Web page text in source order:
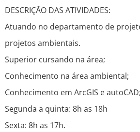
DESCRIÇÃO DAS ATIVIDADES:
Atuando no departamento de
projetos ambientais.
Superior cursando na área;
Conhecimento na área ambiental;
Conhecimento em ArcGIS e autoCAD;
Segunda a quinta: 8h as 18h
Sexta: 8h as 17h.